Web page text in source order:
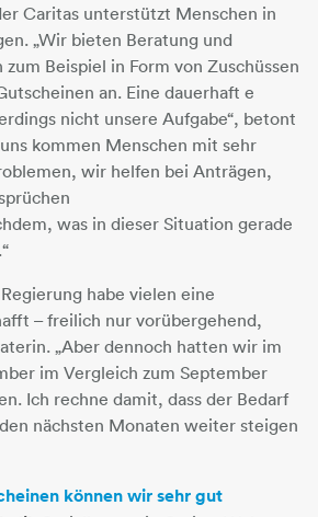
Caritas unterstützt Menschen in
„Wir bieten Beratung und
Beispiel in Form von Zuschüssen
an. Eine dauerhaft e
nicht unsere Aufgabe“, betont
kommen Menschen mit sehr
wir helfen bei Anträgen,
was in dieser Situation gerade
habe vielen eine
– freilich nur vorübergehend,
„Aber dennoch hatten wir im
im Vergleich zum September
Ich rechne damit, dass der Bedarf
nächsten Monaten weiter steigen
können wir sehr gut